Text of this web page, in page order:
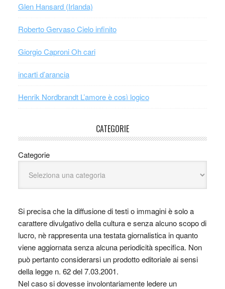
Glen Hansard (Irlanda)
Roberto Gervaso Cielo infinito
Giorgio Caproni Oh cari
incarti d’arancia
Henrik Nordbrandt L’amore è così logico
CATEGORIE
Categorie
Si precisa che la diffusione di testi o immagini è solo a
carattere divulgativo della cultura e senza alcuno scopo di
lucro, nè rappresenta una testata giornalistica in quanto
viene aggiornata senza alcuna periodicità specifica. Non
può pertanto considerarsi un prodotto editoriale ai sensi
della legge n. 62 del 7.03.2001.
Nel caso si dovesse involontariamente ledere un